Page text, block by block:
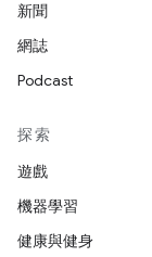
新聞
網誌
Podcast
探索
遊戲
機器學習
健康與健身